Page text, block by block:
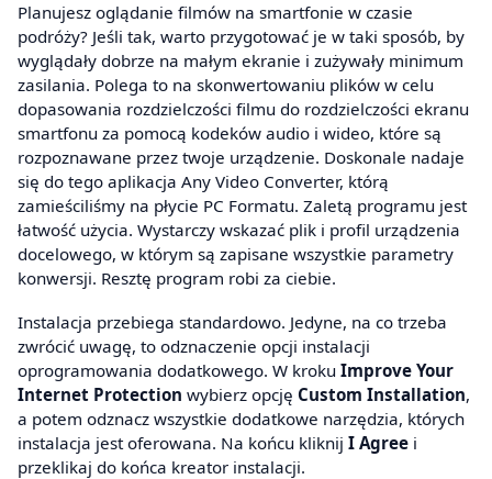
Planujesz oglądanie filmów na smartfonie w czasie
podróży? Jeśli tak, warto przygotować je w taki sposób, by
wyglądały dobrze na małym ekranie i zużywały minimum
zasilania. Polega to na skonwertowaniu plików w celu
dopasowania rozdzielczości filmu do rozdzielczości ekranu
smartfonu za pomocą kodeków audio i wideo, które są
rozpoznawane przez twoje urządzenie. Doskonale nadaje
się do tego aplikacja Any Video Converter, którą
zamieściliśmy na płycie PC Formatu. Zaletą programu jest
łatwość użycia. Wystarczy wskazać plik i profil urządzenia
docelowego, w którym są zapisane wszystkie parametry
konwersji. Resztę program robi za ciebie.
Instalacja przebiega standardowo. Jedyne, na co trzeba
zwrócić uwagę, to odznaczenie opcji instalacji
oprogramowania dodatkowego. W kroku Improve Your
Internet Protection wybierz opcję Custom Installation,
a potem odznacz wszystkie dodatkowe narzędzia, których
instalacja jest oferowana. Na końcu kliknij I Agree i
przeklikaj do końca kreator instalacji.